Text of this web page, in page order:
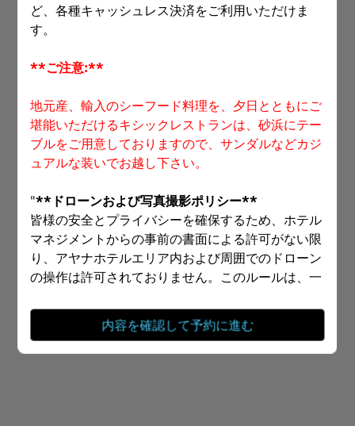
8月8日 (土)
時間を選択
予約を続ける
Powered by
ど、各種キャッシュレス決済をご利用いただけま
す。
**ご注意:**
地元産、輸入のシーフード料理を、夕日とともにご
堪能いただけるキシックレストランは、砂浜にテー
ブルをご用意しておりますので、サンダルなどカジ
ュアルな装いでお越し下さい。
"**ドローンおよび写真撮影ポリシー**
皆様の安全とプライバシーを確保するため、ホテル
マネジメントからの事前の書面による許可がない限
り、アヤナホテルエリア内および周囲でのドローン
の操作は許可されておりません。このルールは、一
ローンでの撮影に適用されます。
さらに、三脚を使用したプロの写真撮影機材の使用
内容を確認して予約に進む